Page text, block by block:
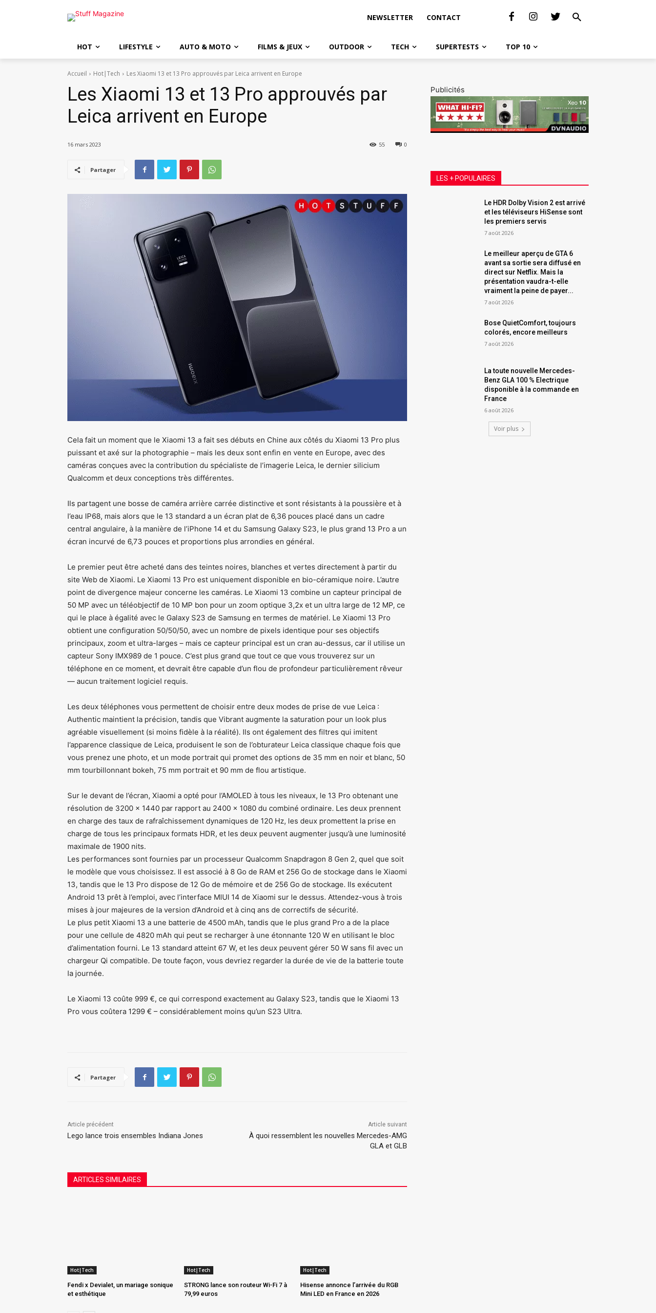
NEWSLETTER CONTACT
HOT LIFESTYLE AUTO & MOTO FILMS & JEUX OUTDOOR TECH SUPERTESTS TOP 10
Accueil Hot|Tech Les Xiaomi 13 et 13 Pro approuvés par Leica arrivent en Europe
Les Xiaomi 13 et 13 Pro approuvés par
Leica arrivent en Europe
16 mars 2023 0
55
Partager
Cela fait un moment que le Xiaomi 13 a fait ses débuts en Chine aux côtés du Xiaomi 13 Pro plus
puissant et axé sur la photographie – mais les deux sont enfin en vente en Europe, avec des
caméras conçues avec la contribution du spécialiste de l’imagerie Leica, le dernier silicium
Qualcomm et deux conceptions très différentes.
Ils partagent une bosse de caméra arrière carrée distinctive et sont résistants à la poussière et à
l’eau IP68, mais alors que le 13 standard a un écran plat de 6,36 pouces placé dans un cadre
central angulaire, à la manière de l’iPhone 14 et du Samsung Galaxy S23, le plus grand 13 Pro a un
écran incurvé de 6,73 pouces et proportions plus arrondies en général.
Le premier peut être acheté dans des teintes noires, blanches et vertes directement à partir du
site Web de Xiaomi. Le Xiaomi 13 Pro est uniquement disponible en bio-céramique noire. L’autre
point de divergence majeur concerne les caméras. Le Xiaomi 13 combine un capteur principal de
50 MP avec un téléobjectif de 10 MP bon pour un zoom optique 3,2x et un ultra large de 12 MP, ce
qui le place à égalité avec le Galaxy S23 de Samsung en termes de matériel. Le Xiaomi 13 Pro
obtient une configuration 50/50/50, avec un nombre de pixels identique pour ses objectifs
principaux, zoom et ultra-larges – mais ce capteur principal est un cran au-dessus, car il utilise un
capteur Sony IMX989 de 1 pouce. C’est plus grand que tout ce que vous trouverez sur un
téléphone en ce moment, et devrait être capable d’un flou de profondeur particulièrement rêveur
— aucun traitement logiciel requis.
Les deux téléphones vous permettent de choisir entre deux modes de prise de vue Leica :
Authentic maintient la précision, tandis que Vibrant augmente la saturation pour un look plus
agréable visuellement (si moins fidèle à la réalité). Ils ont également des filtres qui imitent
l’apparence classique de Leica, produisent le son de l’obturateur Leica classique chaque fois que
vous prenez une photo, et un mode portrait qui promet des options de 35 mm en noir et blanc, 50
mm tourbillonnant bokeh, 75 mm portrait et 90 mm de flou artistique.
Sur le devant de l’écran, Xiaomi a opté pour l’AMOLED à tous les niveaux, le 13 Pro obtenant une
résolution de 3200 × 1440 par rapport au 2400 × 1080 du combiné ordinaire. Les deux prennent
en charge des taux de rafraîchissement dynamiques de 120 Hz, les deux promettent la prise en
charge de tous les principaux formats HDR, et les deux peuvent augmenter jusqu’à une luminosité
maximale de 1900 nits.
Les performances sont fournies par un processeur Qualcomm Snapdragon 8 Gen 2, quel que soit
le modèle que vous choisissez. Il est associé à 8 Go de RAM et 256 Go de stockage dans le Xiaomi
13, tandis que le 13 Pro dispose de 12 Go de mémoire et de 256 Go de stockage. Ils exécutent
Android 13 prêt à l’emploi, avec l’interface MIUI 14 de Xiaomi sur le dessus. Attendez-vous à trois
mises à jour majeures de la version d’Android et à cinq ans de correctifs de sécurité.
Le plus petit Xiaomi 13 a une batterie de 4500 mAh, tandis que le plus grand Pro a de la place
pour une cellule de 4820 mAh qui peut se recharger à une étonnante 120 W en utilisant le bloc
d’alimentation fourni. Le 13 standard atteint 67 W, et les deux peuvent gérer 50 W sans fil avec un
chargeur Qi compatible. De toute façon, vous devriez regarder la durée de vie de la batterie toute
la journée.
Le Xiaomi 13 coûte 999 €, ce qui correspond exactement au Galaxy S23, tandis que le Xiaomi 13
Pro vous coûtera 1299 € – considérablement moins qu’un S23 Ultra.
Partager
Article précédent
Lego lance trois ensembles Indiana Jones
Article suivant
À quoi ressemblent les nouvelles Mercedes-AMG
GLA et GLB
ARTICLES SIMILAIRES
Hot|Tech
Fendi x Devialet, un mariage sonique
et esthétique
Hot|Tech
STRONG lance son routeur Wi-Fi 7 à
79,99 euros
Hot|Tech
Hisense annonce l’arrivée du RGB
Mini LED en France en 2026
Publicités
LES + POPULAIRES
Le HDR Dolby Vision 2 est arrivé
et les téléviseurs HiSense sont
les premiers servis
7 août 2026
Le meilleur aperçu de GTA 6
avant sa sortie sera diffusé en
direct sur Netflix. Mais la
présentation vaudra-t-elle
vraiment la peine de payer...
7 août 2026
Bose QuietComfort, toujours
colorés, encore meilleurs
7 août 2026
La toute nouvelle Mercedes-
Benz GLA 100 % Electrique
disponible à la commande en
France
6 août 2026
Voir plus